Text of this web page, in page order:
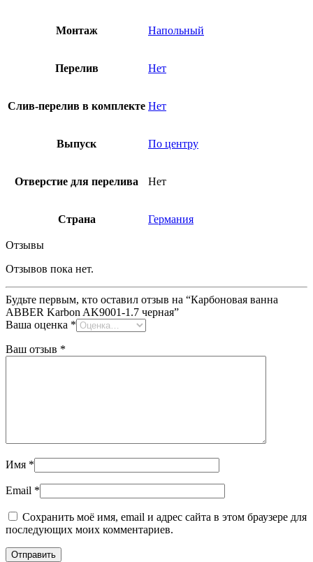
Монтаж Напольный
Перелив Нет
Слив-перелив в комплекте Нет
Выпуск По центру
Отверстие для перелива Нет
Страна Германия
Отзывы
Отзывов пока нет.
Будьте первым, кто оставил отзыв на “Карбоновая ванна
ABBER Karbon AK9001-1.7 черная”
Ваша оценка *
Ваш отзыв *
Имя *
Email *
Сохранить моё имя, email и адрес сайта в этом браузере для
последующих моих комментариев.